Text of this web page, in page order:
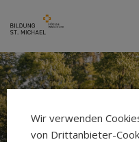
Wir verwenden
von Drittanbieter-